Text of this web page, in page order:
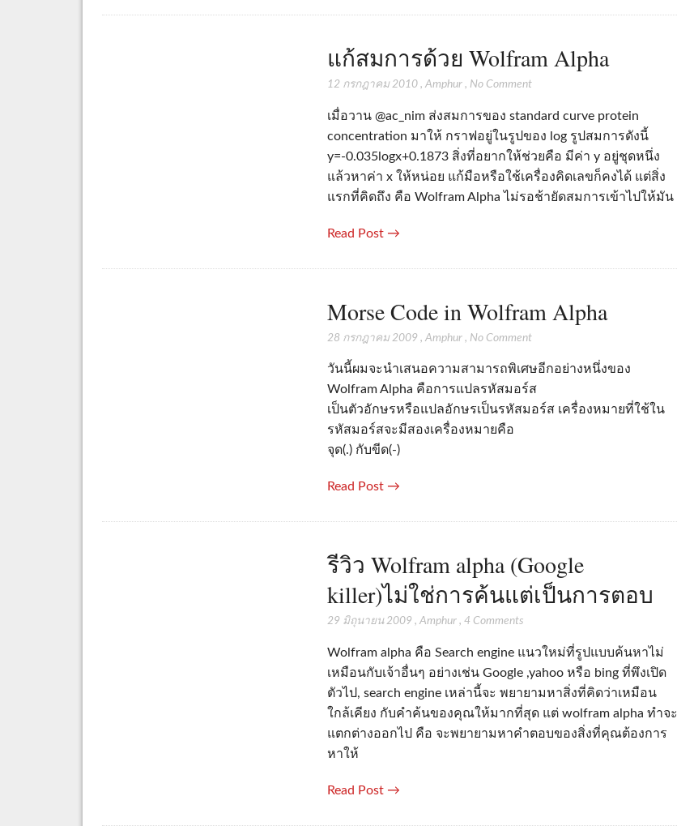
แก้สมการด้วย Wolfram Alpha
12 กรกฎาคม 2010, Amphur, No Comment
เมื่อวาน @ac_nim ส่งสมการของ standard curve protein
concentration มาให้ กราฟอยู่ในรูปของ log รูปสมการดังนี้
y=-0.035logx+0.1873 สิ่งที่อยากให้ช่วยคือ มีค่า y อยู่ชุดหนึ่ง
แล้วหาค่า x ให้หน่อย แก้มือหรือใช้เครื่องคิดเลขก็คงได้ แต่สิ่ง
แรกที่คิดถึง คือ Wolfram Alpha ไม่รอช้ายัดสมการเข้าไปให้มัน
Read Post →
Morse Code in Wolfram Alpha
28 กรกฎาคม 2009 , Amphur, No Comment
วันนี้ผมจะนำเสนอความสามารถพิเศษอีกอย่างหนึ่งของ
Wolfram Alpha คือการแปลรหัสมอร์ส
เป็นตัวอักษรหรือแปลอักษรเป็นรหัสมอร์ส เครื่องหมายที่ใช้ใน
รหัสมอร์สจะมีสองเครื่องหมายคือ
จุด(.) กับขีด(-)
Read Post →
รีวิว Wolfram alpha (Google
killer)ไม่ใช่การค้นแต่เป็นการตอบ
29 มิถุนายน 2009 , Amphur, 4 Comments
Wolfram alpha คือ Search engine แนวใหม่ที่รูปแบบค้นหาไม่
เหมือนกับเจ้าอื่นๆ อย่างเช่น Google ,yahoo หรือ bing ที่พึงเปิด
ตัวไป, search engine เหล่านี้จะ พยายามหาสิ่งที่คิดว่าเหมือน
ใกล้เคียง กับคำค้นของคุณให้มากที่สุด แต่ wolfram alpha ทำจะ
แตกต่างออกไป คือ จะพยายามหาคำตอบของสิ่งที่คุณต้องการ
หาให้
Read Post →